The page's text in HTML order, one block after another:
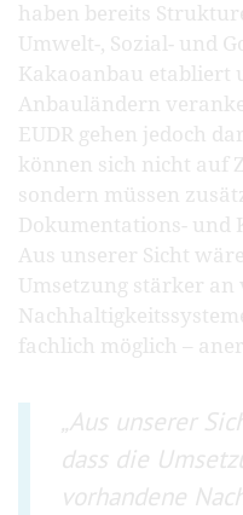
haben bereits
Umwelt-, Sozial- und
Kakaoanbau etabliert
Anbauländern
EUDR gehen jedoch
können sich nicht auf
sondern müssen
Dokumentations- und
Aus unserer Sicht
Umsetzung stärker
fachlich möglich –
Aus unserer
dass die
vorhandene